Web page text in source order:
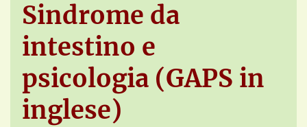
Sindrome da
intestino e
psicologia (GAPS in
inglese)